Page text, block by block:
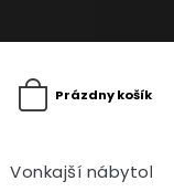
Prázdny košík
Vonkajší nábytok